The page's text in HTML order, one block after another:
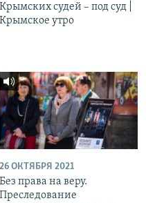
Крымских судей – под суд |
Крымское утро
26 ОКТЯБРЯ 2021
Без права на веру.
Преследование